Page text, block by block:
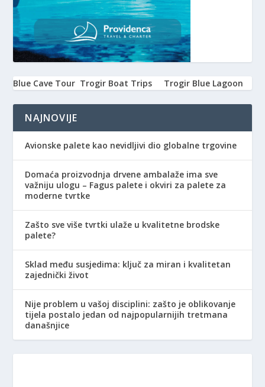
Blue Cave Tour Trogir Boat Trips Trogir Blue Lagoon
NAJNOVIJE
Avionske palete kao nevidljivi dio globalne trgovine
Domaća proizvodnja drvene ambalaže ima sve
važniju ulogu – Fagus palete i okviri za palete za
moderne tvrtke
Zašto sve više tvrtki ulaže u kvalitetne brodske
palete?
Sklad među susjedima: ključ za miran i kvalitetan
zajednički život
Nije problem u vašoj disciplini: zašto je oblikovanje
tijela postalo jedan od najpopularnijih tretmana
današnjice